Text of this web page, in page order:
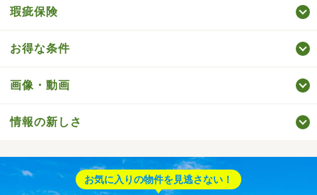
瑕疵保険
お得な条件
画像・動画
情報の新しさ
お気に入りの物件を見逃さない！